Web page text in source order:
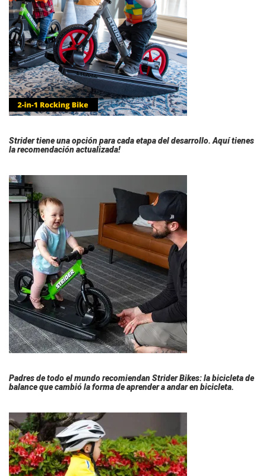
Strider tiene una opción para cada etapa del desarrollo. Aquí tienes
la recomendación actualizada!
Padres de todo el mundo recomiendan Strider Bikes: la bicicleta de
balance que cambió la forma de aprender a andar en bicicleta.